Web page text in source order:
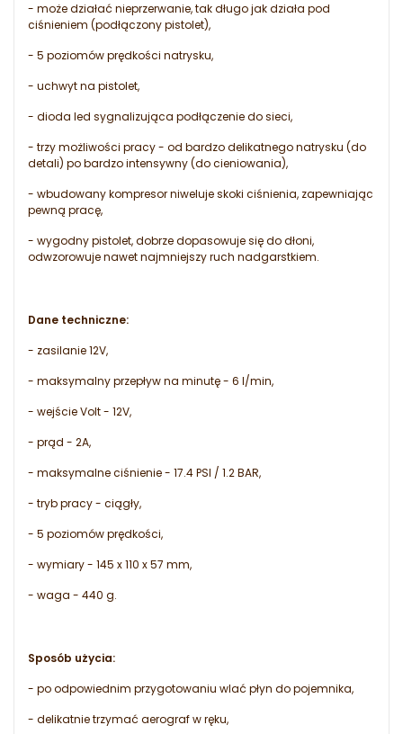
- może działać nieprzerwanie, tak długo jak działa pod
ciśnieniem (podłączony pistolet),
- 5 poziomów prędkości natrysku,
- uchwyt na pistolet,
- dioda led sygnalizująca podłączenie do sieci,
- trzy możliwości pracy - od bardzo delikatnego natrysku (do
detali) po bardzo intensywny (do cieniowania),
- wbudowany kompresor niweluje skoki ciśnienia, zapewniając
pewną pracę,
- wygodny pistolet, dobrze dopasowuje się do dłoni,
odwzorowuje nawet najmniejszy ruch nadgarstkiem.
Dane techniczne:
- zasilanie 12V,
- maksymalny przepływ na minutę - 6 l/min,
- wejście Volt - 12V,
- prąd - 2A,
- maksymalne ciśnienie - 17.4 PSI / 1.2 BAR,
- tryb pracy - ciągły,
- 5 poziomów prędkości,
- wymiary - 145 x 110 x 57 mm,
- waga - 440 g.
Sposób użycia:
- po odpowiednim przygotowaniu wlać płyn do pojemnika,
- delikatnie trzymać aerograf w ręku,